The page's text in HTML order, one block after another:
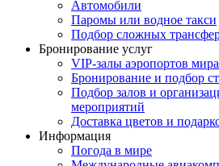
Автомобили
Паромы или водное такси
Подбор сложных
Бронирование услуг
VIP-залы аэропортов мира
Бронирование и подбор
Подбор залов и
мероприятий
Доставка цветов и
Информация
Погода в мире